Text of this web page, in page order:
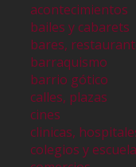
acontecimientos
bailes y cabarets
bares,
barraquismo
barrio gótico
calles, plazas
cines
clinicas,
colegios y